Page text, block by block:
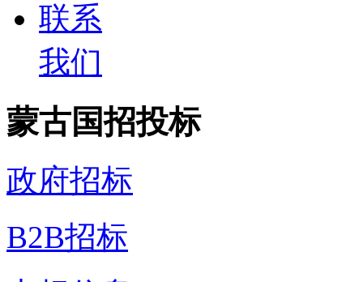
联系
我们
蒙古国招投标
政府招标
B2B招标